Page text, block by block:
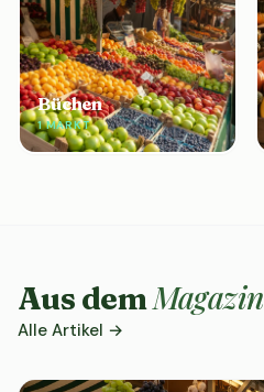
Büchen
1 MARKT
Aus demMagazin
Alle Artikel →